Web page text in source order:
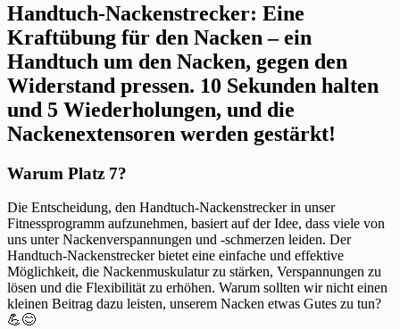
Handtuch-Nackenstrecker: Eine
Kraftübung für den Nacken – ein
Handtuch um den Nacken, gegen den
Widerstand pressen. 10 Sekunden halten
und 5 Wiederholungen, und die
Nackenextensoren werden gestärkt!
Warum Platz 7?
Die Entscheidung, den Handtuch-Nackenstrecker in unser
Fitnessprogramm aufzunehmen, basiert auf der Idee, dass viele von
uns unter Nackenverspannungen und -schmerzen leiden. Der
Handtuch-Nackenstrecker bietet eine einfache und effektive
Möglichkeit, die Nackenmuskulatur zu stärken, Verspannungen zu
lösen und die Flexibilität zu erhöhen. Warum sollten wir nicht einen
kleinen Beitrag dazu leisten, unserem Nacken etwas Gutes zu tun?
💪😊